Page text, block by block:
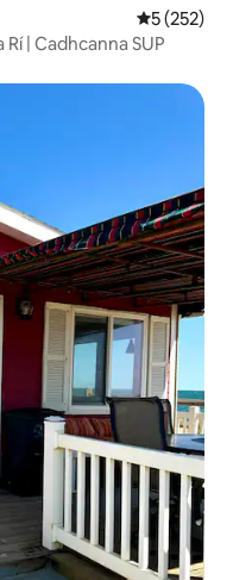
Meánrátáil
5 (252)
| Cadhcanna SUP